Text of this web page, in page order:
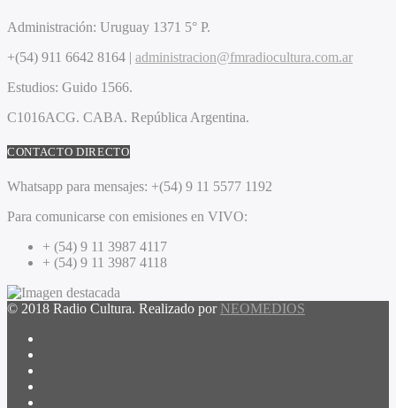
Administración: Uruguay 1371 5° P.
+(54) 911 6642 8164 | administracion@fmradiocultura.com.ar
Estudios: Guido 1566.
C1016ACG. CABA. República Argentina.
CONTACTO DIRECTO
Whatsapp para mensajes: +(54) 9 11 5577 1192
Para comunicarse con emisiones en VIVO:
+ (54) 9 11 3987 4117
+ (54) 9 11 3987 4118
© 2018 Radio Cultura. Realizado por NEOMEDIOS